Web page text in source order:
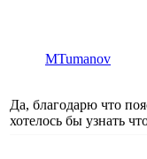
MTumanov
Да, благодарю что
хотелось бы узнать